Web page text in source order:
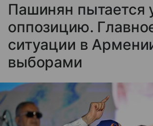
Пашинян пытается
оппозицию.
ситуации в
выборами